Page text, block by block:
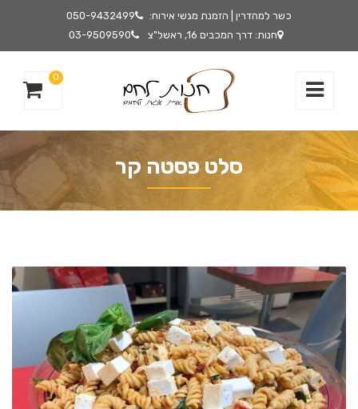
כשר למהדרין | הזמנת מגשי אירוח:
050-9432499
חנות: דרך המכבים 16, ראשל"צ
03-9509590
0
סלט פסטה קר